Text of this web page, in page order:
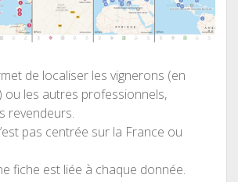
de localiser les vignerons (en
ou les autres professionnels,
revendeurs.
pas centrée sur la France ou
fiche est liée à chaque donnée.